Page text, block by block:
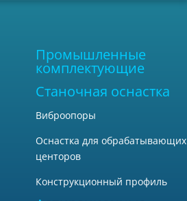
Промышленные
комплектующие
Станочная оснастка
Виброопоры
Оснастка для обрабатывающих
центоров
Конструкционный профиль